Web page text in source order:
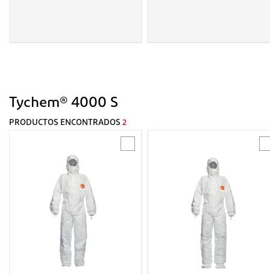
Tychem® 4000 S
PRODUCTOS ENCONTRADOS 2